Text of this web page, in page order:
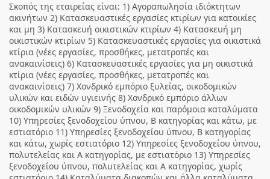
Σκοπός της εταιρείας είναι: 1) Αγοραπωλησία ιδιόκτητων
ακινήτων 2) Κατασκευαστικές εργασίες κτιρίων για κατοικίες
και μη 3) Κατασκευή οικιστικών κτιρίων 4) Κατασκευή μη
οικιστικών κτιρίων 5) Κατασκευαστικές εργασίες για οικιστικά
κτίρια (νέες εργασίες, προσθήκες, μετατροπές και
ανακαινίσεις) 6) Κατασκευαστικές εργασίες για μη οικιστικά
κτίρια (νέες εργασίες, προσθήκες, μετατροπές και
ανακαινίσεις) 7) Χονδρικό εμπόριο ξυλείας, οικοδομικών
υλικών και ειδών υγιεινής 8) Χονδρικό εμπόριο άλλων
οικοδομικών υλικών 9) Ξενοδοχεία και παρόμοια καταλύματα
10) Υπηρεσίες ξενοδοχείου ύπνου, Β κατηγορίας και κάτω, με
εστιατόριο 11) Υπηρεσίες ξενοδοχείου ύπνου, Β κατηγορίας
και κάτω, χωρίς εστιατόριο 12) Υπηρεσίες ξενοδοχείου ύπνου,
πολυτελείας και Α κατηγορίας, με εστιατόριο 13) Υπηρεσίες
ξενοδοχείου ύπνου, πολυτελείας και Α κατηγορίας, χωρίς